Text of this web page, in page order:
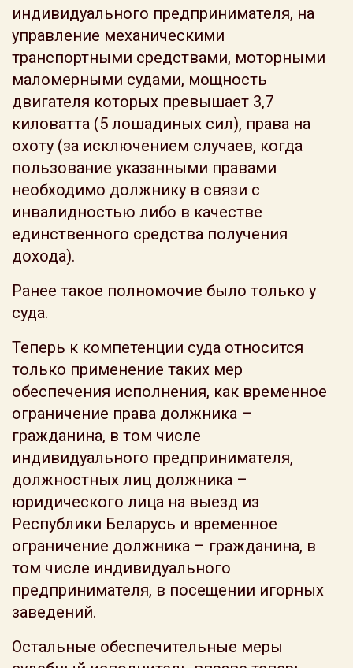
индивидуального предпринимателя, на
управление механическими
транспортными средствами, моторными
маломерными судами, мощность
двигателя которых превышает 3,7
киловатта (5 лошадиных сил), права на
охоту (за исключением случаев, когда
пользование указанными правами
необходимо должнику в связи с
инвалидностью либо в качестве
единственного средства получения
дохода).
Ранее такое полномочие было только у
суда.
Теперь к компетенции суда относится
только применение таких мер
обеспечения исполнения, как временное
ограничение права должника –
гражданина, в том числе
индивидуального предпринимателя,
должностных лиц должника –
юридического лица на выезд из
Республики Беларусь и временное
ограничение должника – гражданина, в
том числе индивидуального
предпринимателя, в посещении игорных
заведений.
Остальные обеспечительные меры